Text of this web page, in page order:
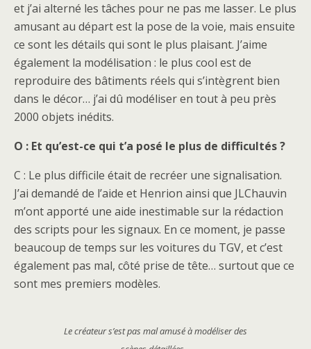
et j’ai alterné les tâches pour ne pas me lasser. Le plus
amusant au départ est la pose de la voie, mais ensuite
ce sont les détails qui sont le plus plaisant. J’aime
également la modélisation : le plus cool est de
reproduire des bâtiments réels qui s’intègrent bien
dans le décor… j’ai dû modéliser en tout à peu près
2000 objets inédits.
O : Et qu’est-ce qui t’a posé le plus de difficultés ?
C : Le plus difficile était de recréer une signalisation.
J’ai demandé de l’aide et Henrion ainsi que JLChauvin
m’ont apporté une aide inestimable sur la rédaction
des scripts pour les signaux. En ce moment, je passe
beaucoup de temps sur les voitures du TGV, et c’est
également pas mal, côté prise de tête… surtout que ce
sont mes premiers modèles.
Le créateur s’est pas mal amusé à modéliser des